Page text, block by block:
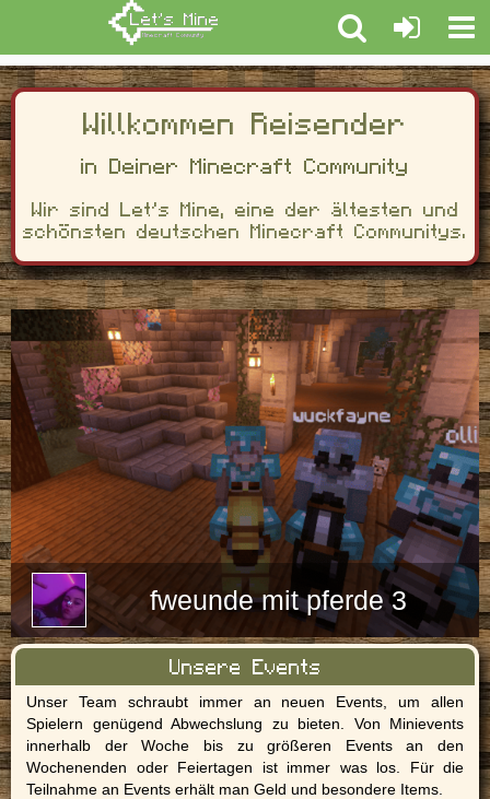
Willkommen Reisender
in Deiner Minecraft Community
Wir sind Let’s Mine, eine der ältesten und
schönsten deutschen Minecraft Communitys.
fweunde mit pferde 3
Unsere Events
Unser Team schraubt immer an neuen Events, um allen
Spielern genügend Abwechslung zu bieten. Von Minievents
innerhalb der Woche bis zu größeren Events an den
Wochenenden oder Feiertagen ist immer was los. Für die
Teilnahme an Events erhält man Geld und besondere Items.